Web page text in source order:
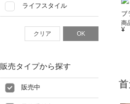
ブ
商
ライフスタイル
クリア OK
販売タイプから探す
販売中